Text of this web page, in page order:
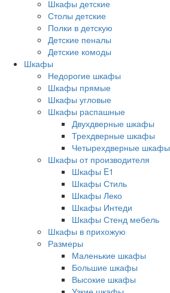
Шкафы детские
Столы детские
Полки в детскую
Детские пеналы
Детские комоды
Шкафы
Недорогие шкафы
Шкафы прямые
Шкафы угловые
Шкафы распашные
Двухдверные шкафы
Трехдверные шкафы
Четырехдверные шкафы
Шкафы от производителя
Шкафы E1
Шкафы Стиль
Шкафы Леко
Шкафы Интеди
Шкафы Стенд мебель
Шкафы в прихожую
Размеры
Маленькие шкафы
Большие шкафы
Высокие шкафы